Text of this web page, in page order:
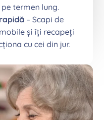
termen lung.
– Scapi de
și îți recapeți
cu cei din jur.